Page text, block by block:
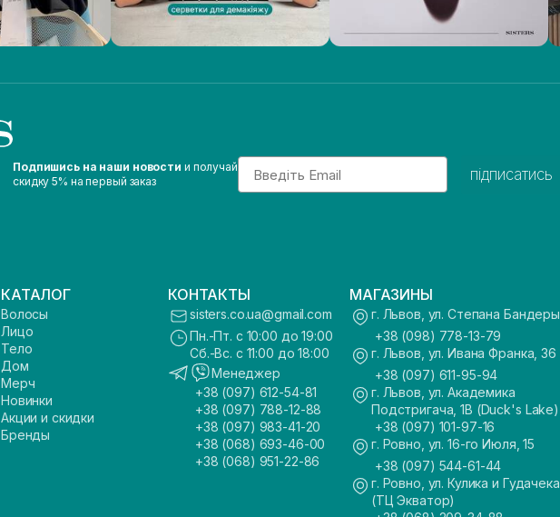
Подпишись на наши новости и получай
скидку 5% на первый заказ
Email
підписатись
КАТАЛОГ
Волосы
Лицо
Тело
Дом
Мерч
Новинки
Акции и скидки
Бренды
КОНТАКТЫ
sisters.co.ua@gmail.com
Пн.-Пт. с 10:00 до 19:00
Сб.-Вс. с 11:00 до 18:00
Менеджер
+38 (097) 612-54-81
+38 (097) 788-12-88
+38 (097) 983-41-20
+38 (068) 693-46-00
+38 (068) 951-22-86
МАГАЗИНЫ
г. Львов, ул. Степана
+38 (098) 778-13-79
г. Львов, ул. Ивана Франка, 36
+38 (097) 611-95-94
г. Львов, ул. Академика
Подстригача, 1В (Duck's Lake)
+38 (097) 101-97-16
г. Ровно, ул. 16-го Июля, 15
+38 (097) 544-61-44
г. Ровно, ул. Кулика и
(ТЦ Экватор)